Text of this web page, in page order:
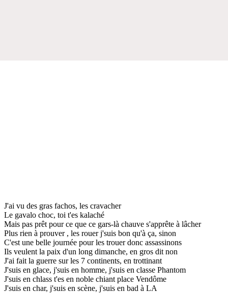
J'ai vu des gras fachos, les cravacher
Le gavalo choc, toi t'es kalaché
Mais pas prêt pour ce que ce gars-là chauve s'apprête à lâcher
Plus rien à prouver , les rouer j'suis bon qu'à ça, sinon
C'est une belle journée pour les trouer donc assassinons
Ils veulent la paix d'un long dimanche, en gros dit non
J'ai fait la guerre sur les 7 continents, en trottinant
J'suis en glace, j'suis en homme, j'suis en classe Phantom
J'suis en chlass t'es en noble chiant place Vendôme
J'suis en char, j'suis en scène, j'suis en bad à LA